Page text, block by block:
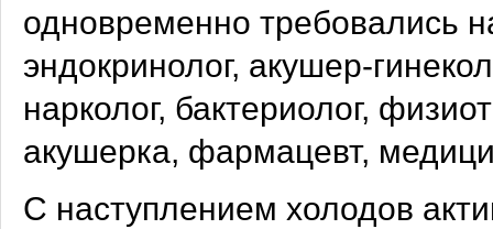
одновременно требовались
эндокринолог, акушер-
нарколог, бактериолог,
акушерка, фармацевт,
С наступлением холодов